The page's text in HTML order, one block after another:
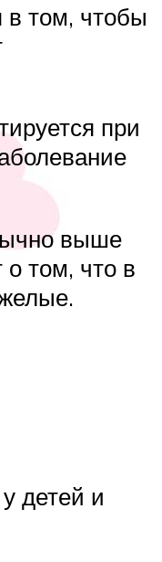
в том, чтобы
при
выше
том, что в
детей и